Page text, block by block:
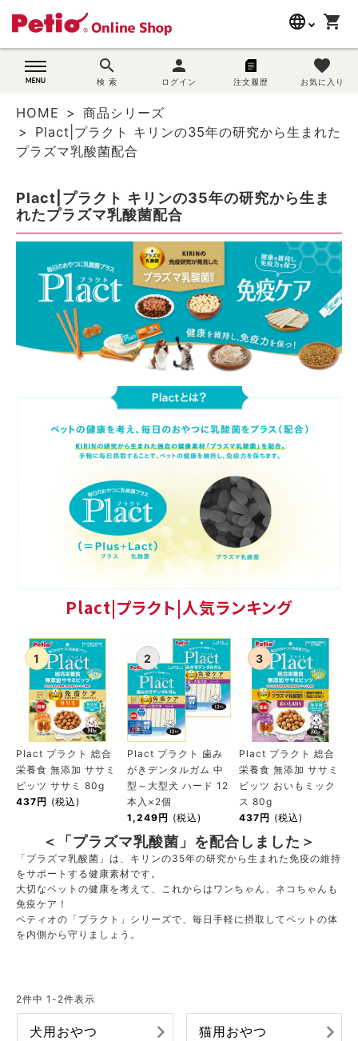
language
wovn-lang-name
shopping_cart
search
検 索
person
ログイン 注文履歴
favorite
お気に入り
search
猫用品
ブランド別に探す
SNS
ご利用案内
ようこそ ゲスト 様
ログイン person 新規会員登録
HOME
商品シリーズ
Plact|プラクト キリンの35年の研究から生まれた
プラズマ乳酸菌配合
Plact|プラクト キリンの35年の研究から生ま
れたプラズマ乳酸菌配合
Plact|プラクト|人気ランキング
Plact プラクト 総合
栄養食 無添加 ササミ
ビッツ ササミ 80g
437円 (税込)
Plact プラクト 歯み
がきデンタルガム 中
型～大型犬 ハード 12
本入×2個
1,249円 (税込)
Plact プラクト 総合
栄養食 無添加 ササミ
ビッツ おいもミック
ス 80g
437円 (税込)
＜「プラズマ乳酸菌」を配合しました＞
「プラズマ乳酸菌」は、キリンの35年の研究から生まれた免疫の維持
をサポートする健康素材です。
大切なペットの健康を考えて、これからはワンちゃん、ネコちゃんも
免疫ケア！
ペティオの「プラクト」シリーズで、毎日手軽に摂取してペットの体
を内側から守りましょう。
2件中 1 - 2件表示
犬用おやつ 猫用おやつ